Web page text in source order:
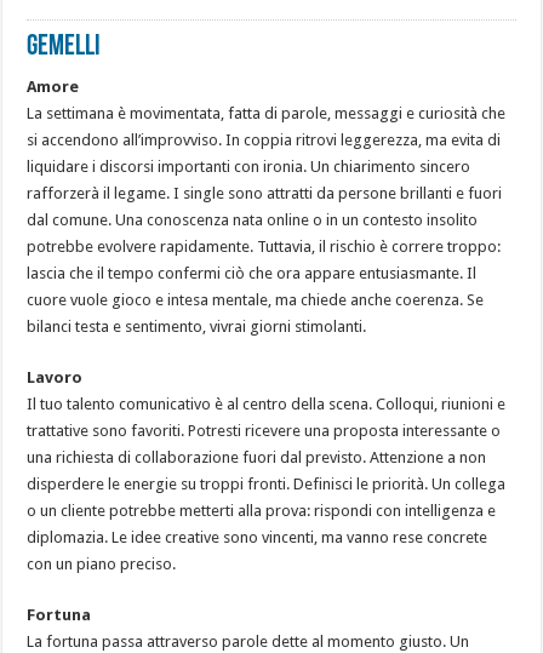
GEMELLI
Amore
La settimana è movimentata, fatta di parole, messaggi e curiosità che
si accendono all’improvviso. In coppia ritrovi leggerezza, ma evita di
liquidare i discorsi importanti con ironia. Un chiarimento sincero
rafforzerà il legame. I single sono attratti da persone brillanti e fuori
dal comune. Una conoscenza nata online o in un contesto insolito
potrebbe evolvere rapidamente. Tuttavia, il rischio è correre troppo:
lascia che il tempo confermi ciò che ora appare entusiasmante. Il
cuore vuole gioco e intesa mentale, ma chiede anche coerenza. Se
bilanci testa e sentimento, vivrai giorni stimolanti.
Lavoro
Il tuo talento comunicativo è al centro della scena. Colloqui, riunioni e
trattative sono favoriti. Potresti ricevere una proposta interessante o
una richiesta di collaborazione fuori dal previsto. Attenzione a non
disperdere le energie su troppi fronti. Definisci le priorità. Un collega
o un cliente potrebbe metterti alla prova: rispondi con intelligenza e
diplomazia. Le idee creative sono vincenti, ma vanno rese concrete
con un piano preciso.
Fortuna
La fortuna passa attraverso parole dette al momento giusto. Un